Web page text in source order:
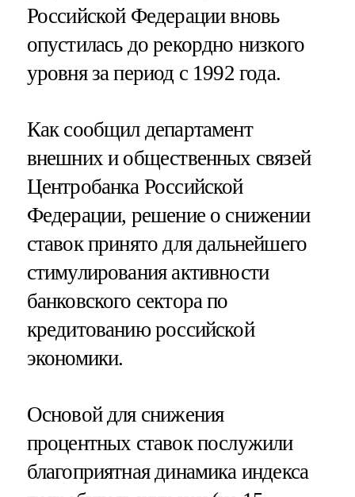
Российской Федерации вновь
опустилась до рекордно низкого
уровня за период с 1992 года.
Как сообщил департамент
внешних и общественных связей
Центробанка Российской
Федерации, решение о снижении
ставок принято для дальнейшего
стимулирования активности
банковского сектора по
кредитованию российской
экономики.
Основой для снижения
процентных ставок послужили
благоприятная динамика индекса